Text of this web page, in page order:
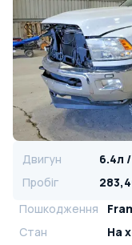
Двигун
Пробіг
Пошкодження
Стан
На